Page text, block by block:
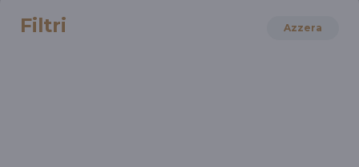
Filtri Azzera